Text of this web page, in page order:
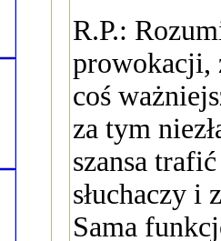
R.P.:
prowokacji,
coś
za tym
szansa
słuchaczy i
Sama